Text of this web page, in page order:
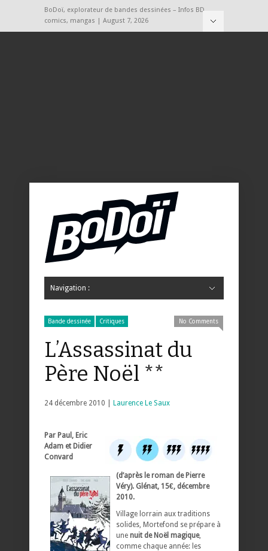
BoDoï, explorateur de bandes dessinées – Infos BD,
comics, mangas | August 7, 2026
Navigation :
Bande dessinée Critiques No Comments
L’Assassinat du
Père Noël **
24 décembre 2010 | Laurence Le Saux
Par Paul, Eric
Adam et Didier
Convard
(d’après le roman de Pierre
Véry). Glénat, 15€, décembre
2010.
Village lorrain aux traditions
solides, Mortefond se prépare à
une nuit de Noël magique,
comme chaque année: les